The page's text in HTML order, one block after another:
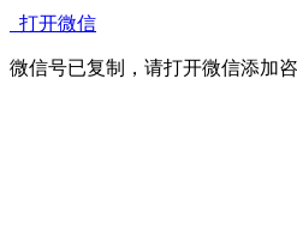
打开微信
微信号已复制，请打开微信添加咨